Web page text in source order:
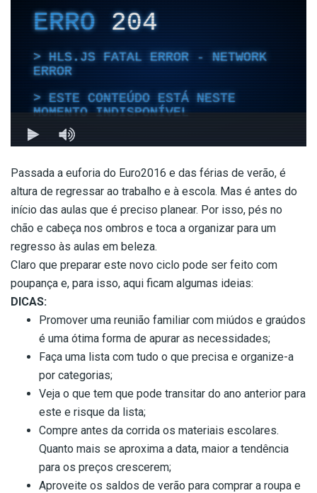
Passada a euforia do Euro2016 e das férias de verão, é
altura de regressar ao trabalho e à escola. Mas é antes do
início das aulas que é preciso planear. Por isso, pés no
chão e cabeça nos ombros e toca a organizar para um
regresso às aulas em beleza.
Claro que preparar este novo ciclo pode ser feito com
poupança e, para isso, aqui ficam algumas ideias:
DICAS:
Promover uma reunião familiar com miúdos e graúdos
é uma ótima forma de apurar as necessidades;
Faça uma lista com tudo o que precisa e organize-a
por categorias;
Veja o que tem que pode transitar do ano anterior para
este e risque da lista;
Compre antes da corrida os materiais escolares.
Quanto mais se aproxima a data, maior a tendência
para os preços crescerem;
Aproveite os saldos de verão para comprar a roupa e